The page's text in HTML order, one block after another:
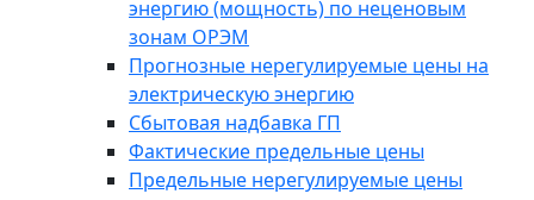
энергию (мощность) по неценовым
зонам ОРЭМ
Прогнозные нерегулируемые цены на
электрическую энергию
Сбытовая надбавка ГП
Фактические предельные цены
Предельные нерегулируемые цены